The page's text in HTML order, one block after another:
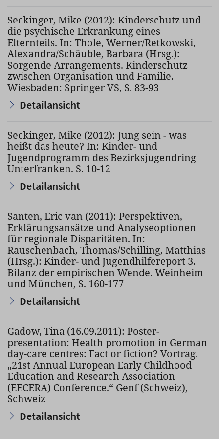
Seckinger, Mike (2012): Kinderschutz und
die psychische Erkrankung eines
Elternteils. In: Thole, Werner/Retkowski,
Alexandra/Schäuble, Barbara (Hrsg.):
Sorgende Arrangements. Kinderschutz
zwischen Organisation und Familie.
Wiesbaden: Springer VS, S. 83-93
Detailansicht
Seckinger, Mike (2012): Jung sein - was
heißt das heute? In: Kinder- und
Jugendprogramm des Bezirksjugendring
Unterfranken. S. 10-12
Detailansicht
Santen, Eric van (2011): Perspektiven,
Erklärungsansätze und Analyseoptionen
für regionale Disparitäten. In:
Rauschenbach, Thomas/Schilling, Matthias
(Hrsg.): Kinder- und Jugendhilfereport 3.
Bilanz der empirischen Wende. Weinheim
und München, S. 160-177
Detailansicht
Gadow, Tina (16.09.2011): Poster-
presentation: Health promotion in German
day-care centres: Fact or fiction? Vortrag.
„21st Annual European Early Childhood
Education and Research Association
(EECERA) Conference.“ Genf (Schweiz),
Schweiz
Detailansicht